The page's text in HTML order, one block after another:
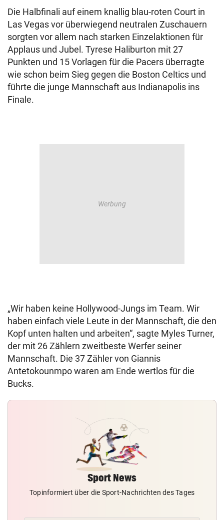
Die Halbfinali auf einem knallig blau-roten Court in
Las Vegas vor überwiegend neutralen Zuschauern
sorgten vor allem nach starken Einzelaktionen für
Applaus und Jubel. Tyrese Haliburton mit 27
Punkten und 15 Vorlagen für die Pacers überragte
wie schon beim Sieg gegen die Boston Celtics und
führte die junge Mannschaft aus Indianapolis ins
Finale.
„Wir haben keine Hollywood-Jungs im Team. Wir
haben einfach viele Leute in der Mannschaft, die den
Kopf unten halten und arbeiten“, sagte Myles Turner,
der mit 26 Zählern zweitbeste Werfer seiner
Mannschaft. Die 37 Zähler von Giannis
Antetokounmpo waren am Ende wertlos für die
Bucks.
Sport News
Topinformiert über die Sport-Nachrichten des Tages